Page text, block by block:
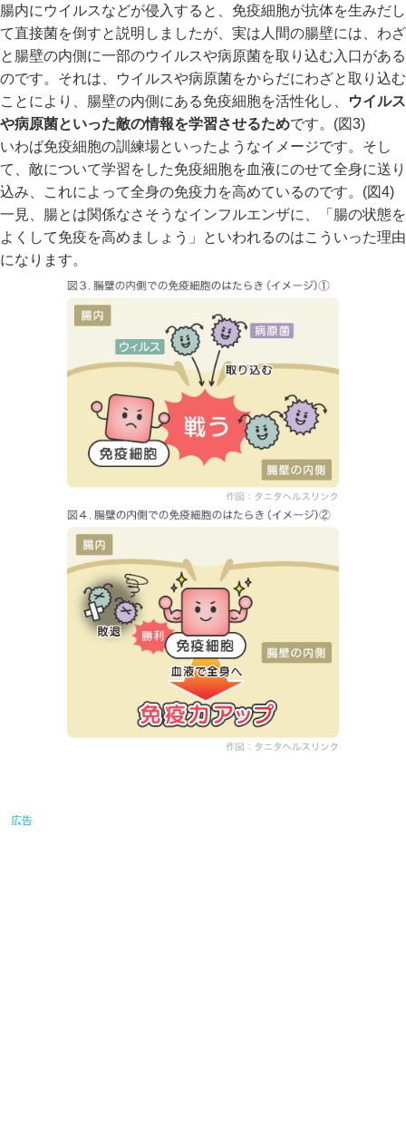
腸内にウイルスなどが侵入すると、免疫細胞が抗体を生みだし
て直接菌を倒すと説明しましたが、実は人間の腸壁には、わざ
と腸壁の内側に一部のウイルスや病原菌を取り込む入口がある
のです。それは、ウイルスや病原菌をからだにわざと取り込む
ことにより、腸壁の内側にある免疫細胞を活性化し、
ウイルス
や病原菌といった敵の情報を学習させるためです。(図3)
いわば免疫細胞の訓練場といったようなイメージです。そし
て、敵について学習をした免疫細胞を血液にのせて全身に送り
込み、これによって全身の免疫力を高めているのです。(図4)
一見、腸とは関係なさそうなインフルエンザに、「腸の状態を
よくして免疫を高めましょう」といわれるのはこういった理由
になります。